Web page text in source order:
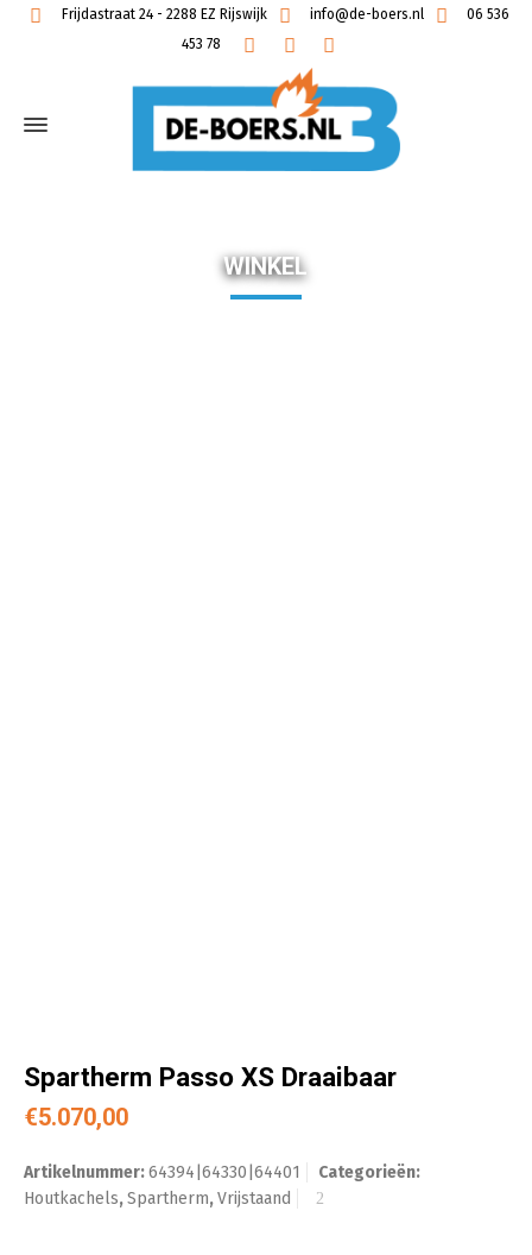
Frijdastraat 24 - 2288 EZ Rijswijk info@de-boers.nl
06 536
453 78
WINKEL
Spartherm Passo XS Draaibaar
€5.070,00
Artikelnummer:64394|64330|64401
Categorieën:
Houtkachels,Spartherm,Vrijstaand